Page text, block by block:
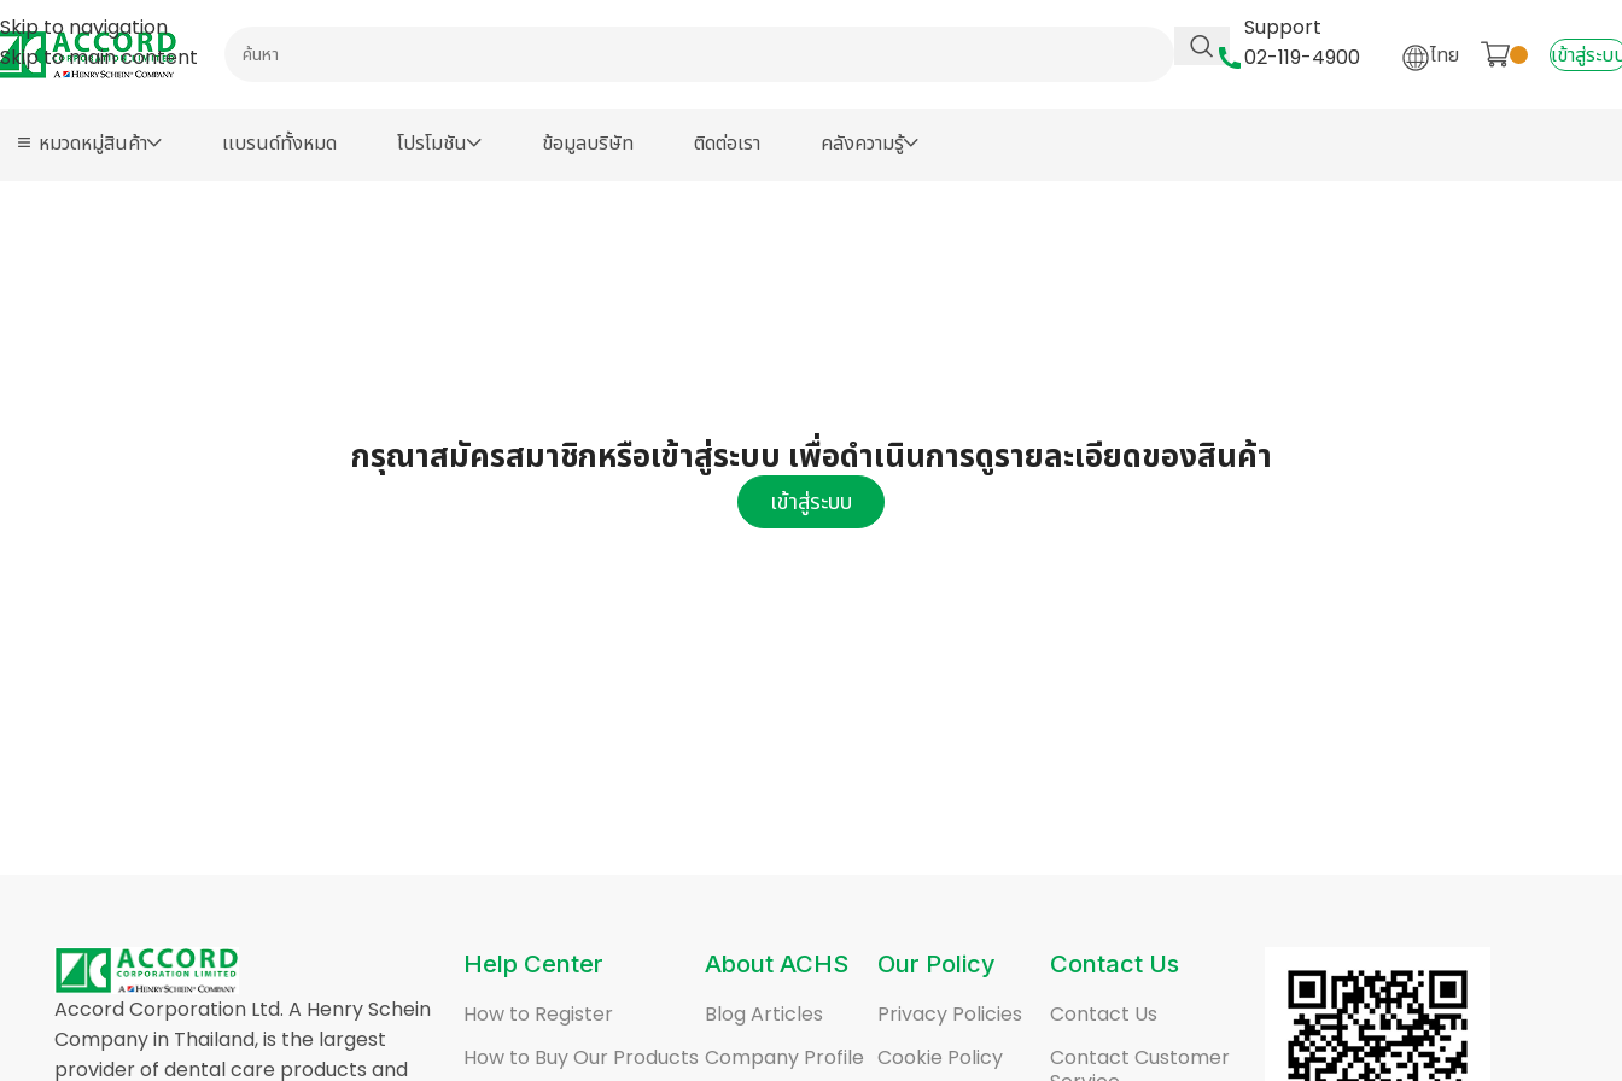
Skip to navigation
Skip to main content
Support
02-119-4900
ไทย เข้าสู่ระบ
หมวดหมู่สินค้า เเบรนด์ทั้งหมด โปรโมชัน ข้อมูลบริษัท ติดต่อเรา คลังความรู้
กรุณาสมัครสมาชิกหรือเข้าสู่ระบบ เพื่อดำเนินการดูรายละเอียดของสินค้า
เข้าสู่ระบบ
Accord Corporation Ltd. A Henry Schein
Company in Thailand, is the largest
provider of dental care products and
Help Center
How to Register
How to Buy Our Products
About ACHS
Blog Articles
Company Profile
Our Policy
Privacy Policies
Cookie Policy
Contact Us
Contact Us
Contact Customer